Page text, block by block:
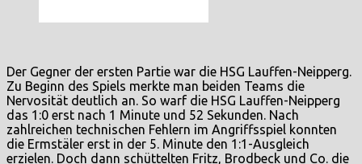
Der Gegner der ersten Partie war die HSG Lauffen-Neipperg.
Zu Beginn des Spiels merkte man beiden Teams die
Nervosität deutlich an. So warf die HSG Lauffen-Neipperg
das 1:0 erst nach 1 Minute und 52 Sekunden. Nach
zahlreichen technischen Fehlern im Angriffsspiel konnten
die Ermstäler erst in der 5. Minute den 1:1-Ausgleich
erzielen. Doch dann schüttelten Fritz, Brodbeck und Co. die